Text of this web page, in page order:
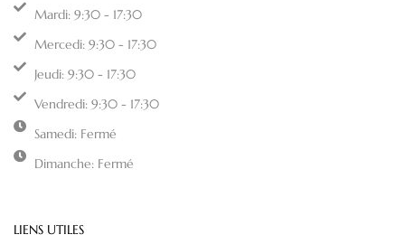
Mardi: 9:30 - 17:30
Mercedi: 9:30 - 17:30
Jeudi: 9:30 - 17:30
Vendredi: 9:30 - 17:30
Samedi: Fermé
Dimanche: Fermé
LIENS UTILES